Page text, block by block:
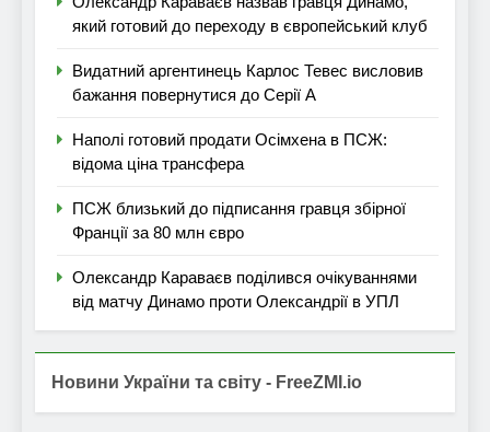
який готовий до переходу в європейський клуб
Видатний аргентинець Карлос Тевес висловив
бажання повернутися до Серії А
Наполі готовий продати Осімхена в ПСЖ:
відома ціна трансфера
ПСЖ близький до підписання гравця збірної
Франції за 80 млн євро
Олександр Караваєв поділився очікуваннями
від матчу Динамо проти Олександрії в УПЛ
Новини України та світу - FreeZMI.io